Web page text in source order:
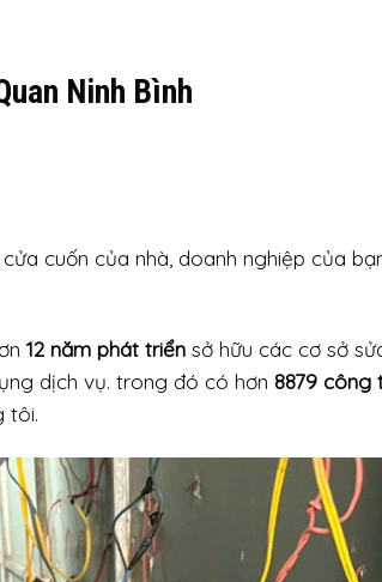
Ninh Bình
cuốn của nhà, doanh nghiệp của
12 năm phát triển sở hữu các cơ sở
dịch vụ. trong đó có hơn 8879 công
tôi.